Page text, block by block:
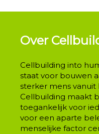
Over
Cellbuilding into
staat voor bouwen
sterker mens vanuit
Cellbuilding maakt
toegankelijk voor
voor een aparte
menselijke factor